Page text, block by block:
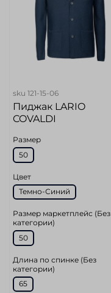
sku 121-15-06
Пиджак LARIO
COVALDI
Размер
50
Цвет
Темно-Синий
Размер маркетплейс (Без
категории)
50
Длина по спинке (Без
категории)
65